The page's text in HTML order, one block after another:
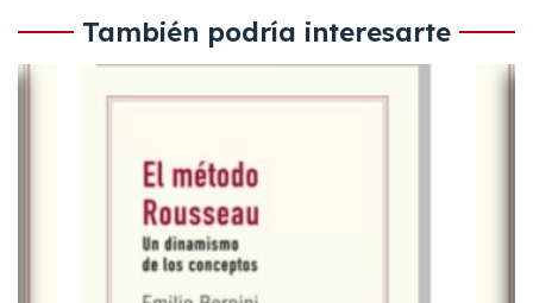
También podría interesarte